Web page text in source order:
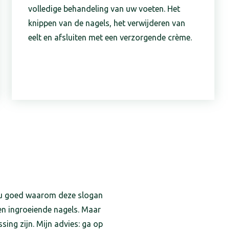
volledige behandeling van uw voeten. Het
knippen van de nagels, het verwijderen van
eelt en afsluiten met een verzorgende crème.
goed waarom deze slogan
ingroeiende nagels. Maar
zijn. Mijn advies: ga op